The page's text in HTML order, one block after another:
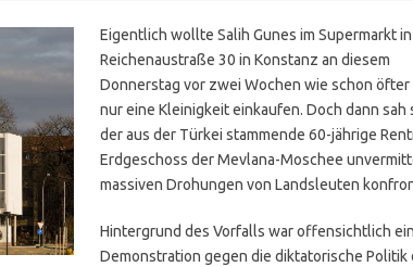
Eigentlich wollte Salih Gunes im Supermarkt
Reichenaustraße 30 in Konstanz an diesem
Donnerstag vor zwei Wochen wie schon
nur eine Kleinigkeit einkaufen. Doch dann sah
der aus der Türkei stammende 60-jährige
Erdgeschoss der Mevlana-Moschee
massiven Drohungen von Landsleuten
Hintergrund des Vorfalls war offensichtlich
Demonstration gegen die diktatorische Politik